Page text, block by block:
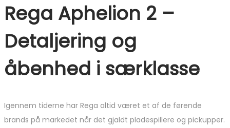
Rega Aphelion 2 –
Detaljering og
åbenhed i særklasse
Igennem tiderne har Rega altid været et af de førende
brands på markedet når det gjaldt pladespillere og pickupper.